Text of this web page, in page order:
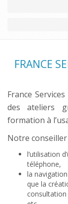
FRANCE
France
des ateliers
formation à
Notre
l’utilisation
téléphone,
la
que la